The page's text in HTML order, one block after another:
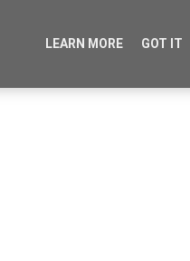
LEARN MORE GOT IT